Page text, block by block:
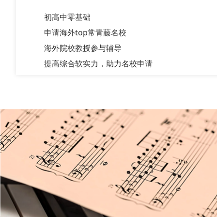
初高中零基础
申请海外top常青藤名校
海外院校教授参与辅导
提高综合软实力，助力名校申请